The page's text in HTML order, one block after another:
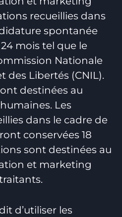
recueillies dans
spontanée
mois tel que le
Nationale
des Libertés (CNIL).
destinées au
Les
dans le cadre de
conservées 18
sont destinées au
et marketing
d’utiliser les